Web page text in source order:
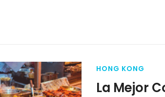
HONG KONG
La Mejor